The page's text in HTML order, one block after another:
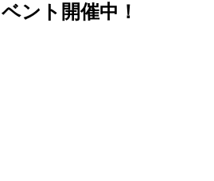
ント開催中！